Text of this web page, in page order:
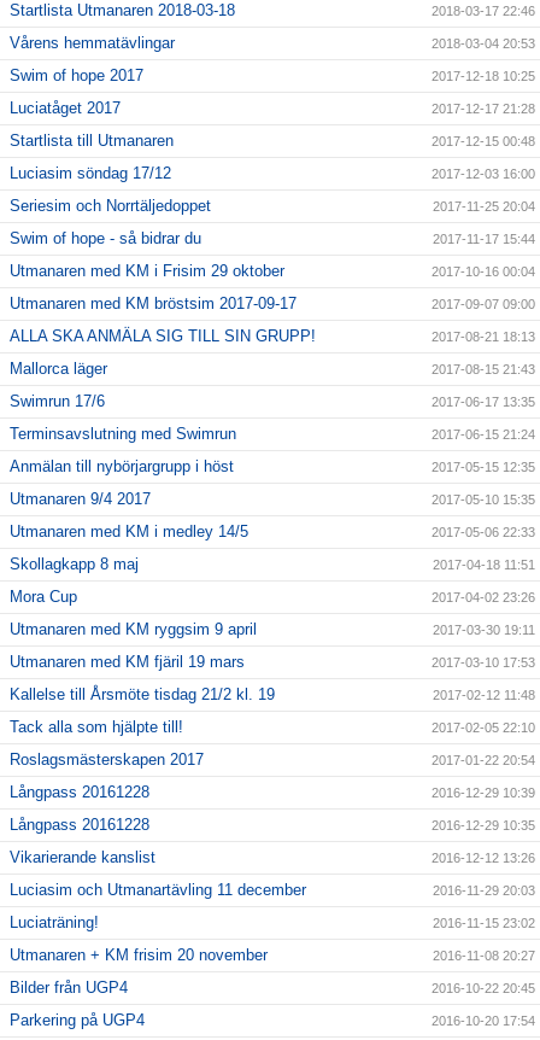
Startlista Utmanaren 2018-03-18 2018-03-17 22:46
Vårens hemmatävlingar 2018-03-04 20:53
Swim of hope 2017 2017-12-18 10:25
Luciatåget 2017 2017-12-17 21:28
Startlista till Utmanaren 2017-12-15 00:48
Luciasim söndag 17/12 2017-12-03 16:00
Seriesim och Norrtäljedoppet 2017-11-25 20:04
Swim of hope - så bidrar du 2017-11-17 15:44
Utmanaren med KM i Frisim 29 oktober 2017-10-16 00:04
Utmanaren med KM bröstsim 2017-09-17 2017-09-07 09:00
ALLA SKA ANMÄLA SIG TILL SIN GRUPP! 2017-08-21 18:13
Mallorca läger 2017-08-15 21:43
Swimrun 17/6 2017-06-17 13:35
Terminsavslutning med Swimrun 2017-06-15 21:24
Anmälan till nybörjargrupp i höst 2017-05-15 12:35
Utmanaren 9/4 2017 2017-05-10 15:35
Utmanaren med KM i medley 14/5 2017-05-06 22:33
Skollagkapp 8 maj 2017-04-18 11:51
Mora Cup 2017-04-02 23:26
Utmanaren med KM ryggsim 9 april 2017-03-30 19:11
Utmanaren med KM fjäril 19 mars 2017-03-10 17:53
Kallelse till Årsmöte tisdag 21/2 kl. 19 2017-02-12 11:48
Tack alla som hjälpte till! 2017-02-05 22:10
Roslagsmästerskapen 2017 2017-01-22 20:54
Långpass 20161228 2016-12-29 10:39
Långpass 20161228 2016-12-29 10:35
Vikarierande kanslist 2016-12-12 13:26
Luciasim och Utmanartävling 11 december 2016-11-29 20:03
Luciaträning! 2016-11-15 23:02
Utmanaren + KM frisim 20 november 2016-11-08 20:27
Bilder från UGP4 2016-10-22 20:45
Parkering på UGP4 2016-10-20 17:54